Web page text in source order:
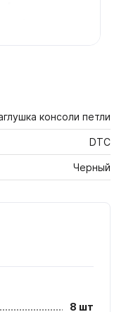
консоли петли
DTC
Черный
8 шт